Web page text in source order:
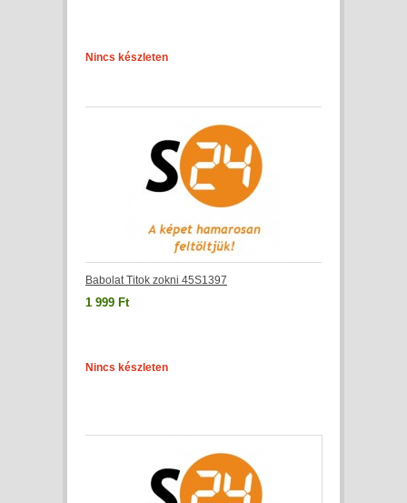
Nincs készleten
Babolat Titok zokni 45S1397
1 999 Ft
Nincs készleten